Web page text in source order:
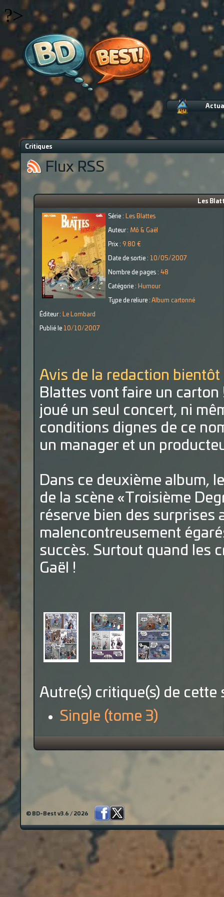
?>
Critiques
Flux RSS
Les
Série : Les Blattes
Auteur : Mô & Gaël
Prix : 9.80 €
Date de sortie : 10/05/2007
Nombre de pages : 48
Catégorie : Humour
Type de reliure : Album cartonné
Éditeur : Le Lombard
Publié le 10/10/2007
Avis de la redaction bientôt
Blattes vont faire un
joué un seul concert, ni
conditions dignes de ce
un manager et un
Dans ce deuxième album,
de la scène «Troisième
réserve bien des surprises
malencontreusement
succès. Surtout quand les
Gaël !
Autre(s) critique(s) de cette
Single (tome 3)
© BD-Best v3.6 / 2026